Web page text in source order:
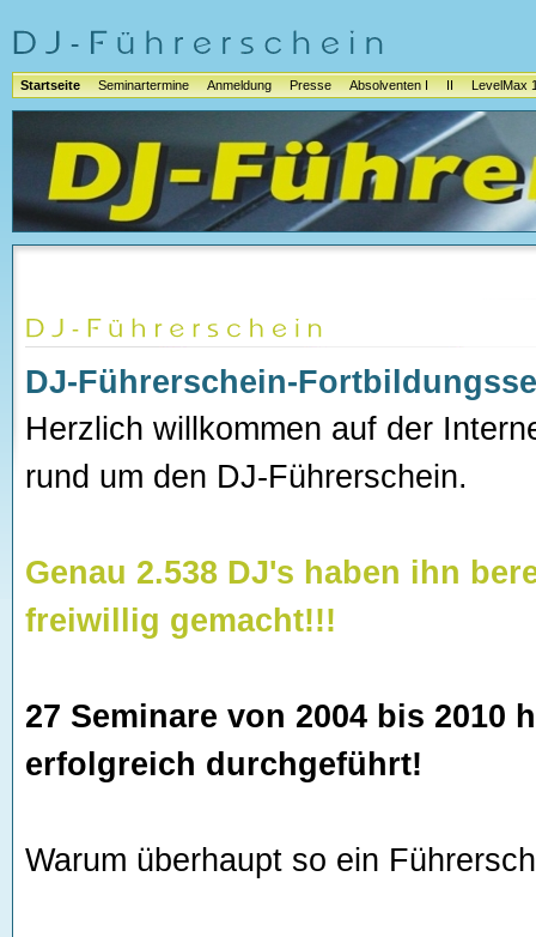
Startseite Seminartermine Anmeldung Presse Absolventen I II LevelMax
DJ-Führerschein-
Herzlich willkommen auf der
rund um den DJ-Führerschein.
Genau 2.538 DJ's haben ihn
freiwillig gemacht!!!
27 Seminare von 2004 bis 2010
erfolgreich durchgeführt!
Warum überhaupt so ein